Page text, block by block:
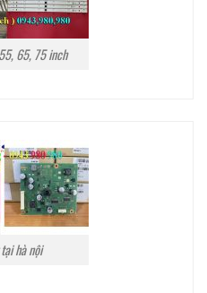
65, 75 inch
hà nội